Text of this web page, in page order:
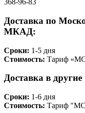
368-96-83
Доставка по
МКАД:
Сроки: 1-5 дня
Стоимость: Тариф
Доставка в
Сроки: 1-6 дня
Стоимость: Тариф